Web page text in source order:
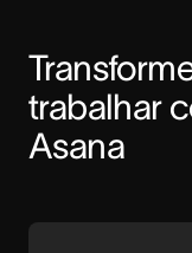
trabalhar
Asana